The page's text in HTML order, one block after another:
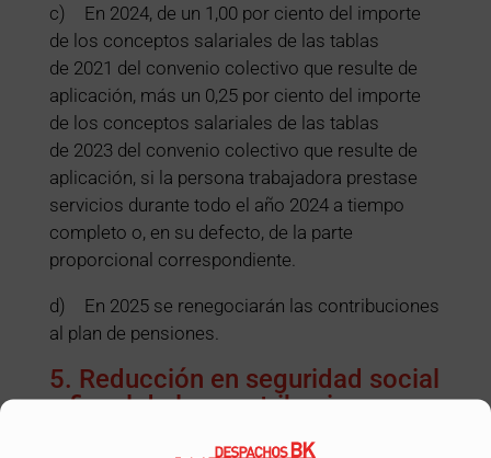
c) En 2024, de un 1,00 por ciento del importe
de los conceptos salariales de las tablas
de 2021 del convenio colectivo que resulte de
aplicación, más un 0,25 por ciento del importe
de los conceptos salariales de las tablas
de 2023 del convenio colectivo que resulte de
aplicación, si la persona trabajadora prestase
servicios durante todo el año 2024 a tiempo
completo o, en su defecto, de la parte
proporcional correspondiente.
d) En 2025 se renegociarán las contribuciones
al plan de pensiones.
5. Reducción en seguridad social
y fiscal de las contribuciones